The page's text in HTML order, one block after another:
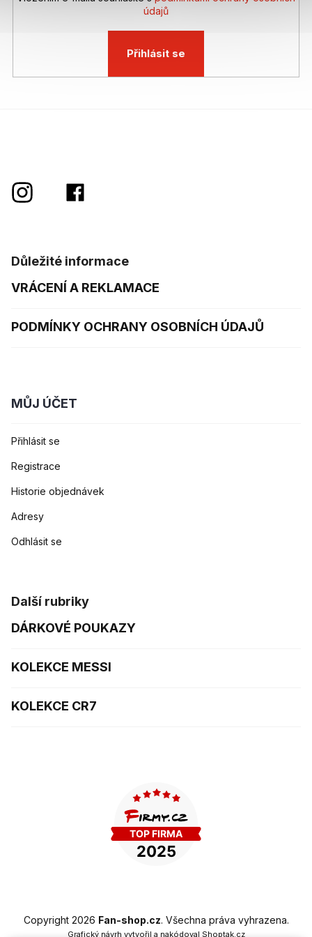
údajů
Přihlásit se
Důležité informace
VRÁCENÍ A REKLAMACE
PODMÍNKY OCHRANY OSOBNÍCH ÚDAJŮ
MŮJ ÚČET
Přihlásit se
Registrace
Historie objednávek
Adresy
Odhlásit se
Další rubriky
DÁRKOVÉ POUKAZY
KOLEKCE MESSI
KOLEKCE CR7
Copyright 2026 Fan-shop.cz. Všechna práva vyhrazena.
Grafický návrh vytvořil a nakódoval Shoptak.cz